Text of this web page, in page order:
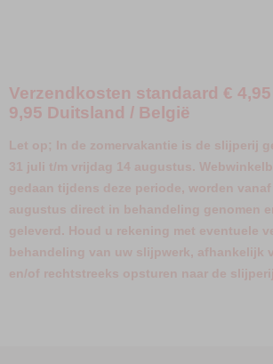
Verzendkosten standaard €
9,95 Duitsland / België
Let op; In de zomervakantie is de slijperij
31 juli t/m vrijdag 14 augustus.
gedaan tijdens deze periode, worden vanaf
augustus direct in behandeling genomen
geleverd. Houd u rekening met eventuele
behandeling van uw slijpwerk, afhankelijk
en/of rechtstreeks opsturen naar de